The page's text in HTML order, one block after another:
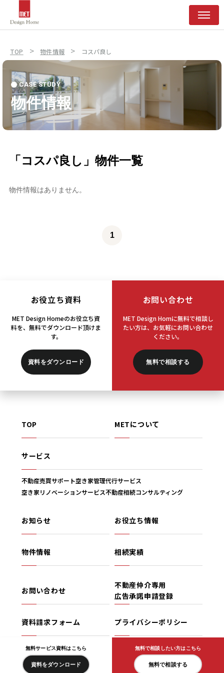
TOP > 物件情報 > コスパ良し
CASE STUDY
物件情報
「コスパ良し」物件一覧
物件情報はありません。
1
お役立ち資料
MET Design Homeのお役立ち資
料を、 無料でダウンロード頂けま
す。
資料をダウンロード
お問い合わせ
MET Design Homに無料で相談し
たい方は、 お気軽にお問い合わせ
ください。
無料で相談する
TOP METについて
サービス
不動産売買サポート空き家管理代行サービス
空き家リノベーションサービス不動産相続コンサルティング
お知らせ お役立ち情報
物件情報 相続実績
お問い合わせ
不動産仲介専用
広告承諾申請登録
資料請求フォーム プライバシーポリシー
Copyright(C) MET Design Home All Rights Reserved.
無料サービス資料はこちら
資料をダウンロード
無料で相談したい方はこちら
無料で相談する